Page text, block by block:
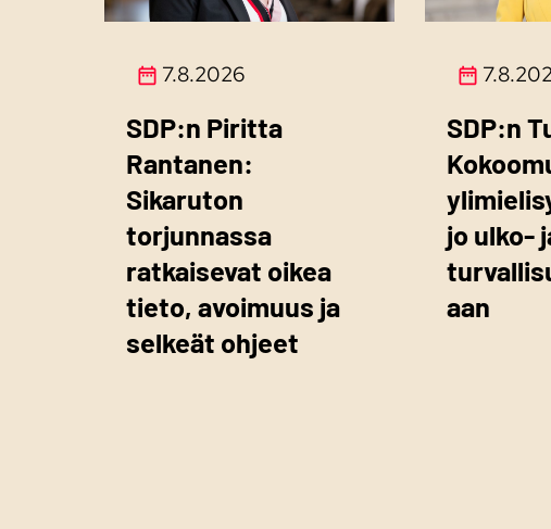
7.8.2026
SDP:n Piritta
Rantanen:
Sikaruton
torjunnassa
ratkaisevat oikea
tieto, avoimuus ja
selkeät ohjeet
SDP:n
jo ulko-
aan